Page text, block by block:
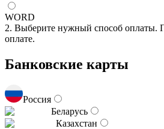
WORD
2. Выберите нужный способ оплаты.
оплате.
Банковские карты
Россия
Беларусь
Казахстан